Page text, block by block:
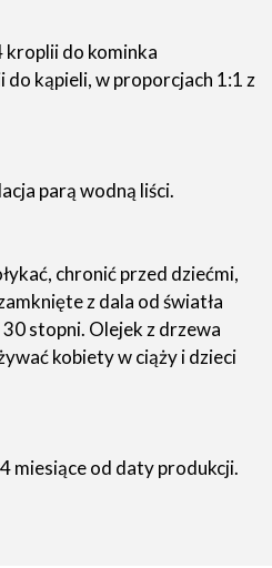
do kominka
do kąpieli, w proporcjach 1:1 z
parą wodną liści.
chronić przed dziećmi,
z dala od światła
stopni. Olejek z drzewa
kobiety w ciąży i dzieci
miesiące od daty produkcji.